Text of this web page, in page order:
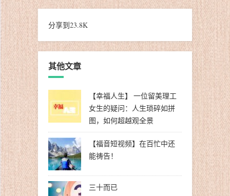
分享到23.8K
其他文章
【幸福人生】 一位留美理工
女生的疑问：人生琐碎如拼
图，如何超越观全景
【福音短视频】在百忙中还
能祷告！
三十而已